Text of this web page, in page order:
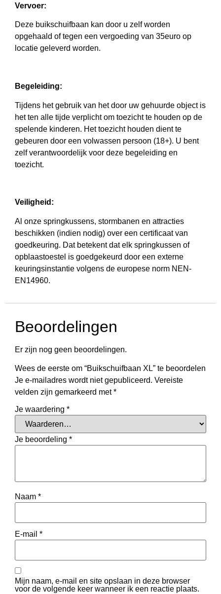
Vervoer:
Deze buikschuifbaan kan door u zelf worden
opgehaald of tegen een vergoeding van 35euro op
locatie geleverd worden.
Begeleiding:
Tijdens het gebruik van het door uw gehuurde object is
het ten alle tijde verplicht om toezicht te houden op de
spelende kinderen. Het toezicht houden dient te
gebeuren door een volwassen persoon (18+). U bent
zelf verantwoordelijk voor deze begeleiding en
toezicht.
Veiligheid:
Al onze springkussens, stormbanen en attracties
beschikken (indien nodig) over een certificaat van
goedkeuring. Dat betekent dat elk springkussen of
opblaastoestel is goedgekeurd door een externe
keuringsinstantie volgens de europese norm NEN-
EN14960.
Beoordelingen
Er zijn nog geen beoordelingen.
Wees de eerste om “Buikschuifbaan XL” te beoordelen
Je e-mailadres wordt niet gepubliceerd. Vereiste
velden zijn gemarkeerd met*
Je waardering *
Je beoordeling *
Naam *
E-mail *
Mijn naam, e-mail en site opslaan in deze browser
voor de volgende keer wanneer ik een reactie plaats.